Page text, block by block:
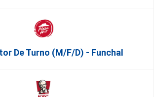
De Turno (m/f/d) - Funchal